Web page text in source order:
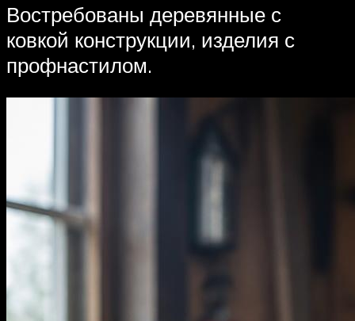
Востребованы деревянные с
ковкой конструкции, изделия с
профнастилом.